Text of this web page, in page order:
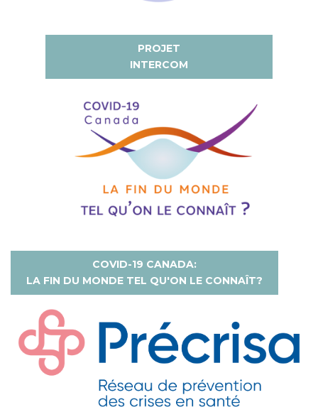
PROJET
INTERCOM
COVID-19 CANADA:
LA FIN DU MONDE TEL QU'ON LE CONNAÎT?